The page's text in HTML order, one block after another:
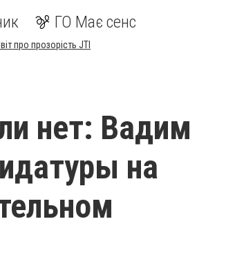
ГО Має сенс
про прозорість JTI
нет: Вадим
на